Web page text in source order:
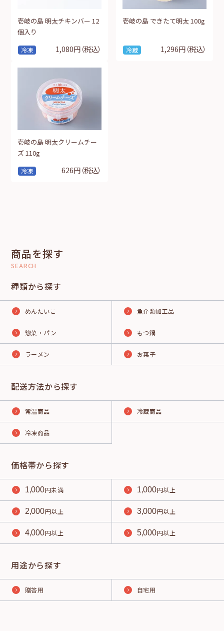
冷凍
壱岐の島 明太チキンバー 12
個入り
1,080円（税込） 冷蔵
壱岐の島 できたて明太 100g
1,296円（税込）
冷凍
壱岐の島 明太クリームチー
ズ 110g
626円（税込）
商品を探す
SEARCH
種類から探す
めんたいこ 魚介類加工品
惣菜・パン もつ鍋
ラーメン お菓子
配送方法から探す
常温商品 冷蔵商品
冷凍商品
価格帯から探す
1,000円未満 1,000円以上
2,000円以上 3,000円以上
4,000円以上 5,000円以上
用途から探す
贈答用 自宅用